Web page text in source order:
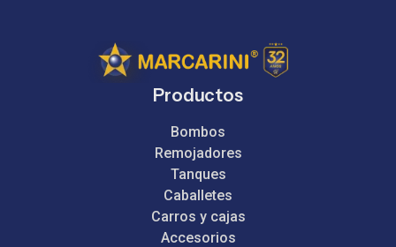
Productos
Bombos
Remojadores
Tanques
Caballetes
Carros y cajas
Accesorios